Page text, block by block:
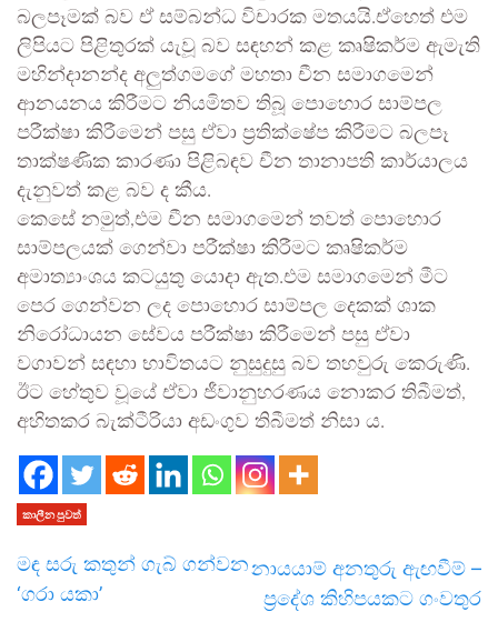
බලපෑමක් බව ඒ සම්බන්ධ විචාරක මතයයි.ඒහෙත් එම
ලිපියට පිළිතුරක් යැවූ බව සඳහන් කළ කෘෂිකර්ම ඇමැති
මහින්දානන්ද අලුත්ගමගේ මහතා චීන සමාගමෙන්
ආනයනය කිරීමට නියමිතව තිබූ පොහොර සාම්පල
පරීක්ෂා කිරීමෙන් පසු ඒවා ප්‍රතික්ෂේප කිරීමට බලපෑ
තාක්ෂණික කාරණා පිළිබඳව චීන තානාපති කාර්යාලය
දැනුවත් කළ බව ද කීය.
කෙසේ නමුත්,එම චීන සමාගමෙන් තවත් පොහොර
සාම්පලයක් ගෙන්වා පරීක්ෂා කිරීමට කෘෂිකර්ම
අමාත්‍යාංශය කටයුතු යොදා ඇත.එම සමාගමෙන් මීට
පෙර ගෙන්වන ලද පොහොර සාම්පල දෙකක් ශාක
නිරෝධායන සේවය පරීක්ෂා කිරීමෙන් පසු ඒවා
වගාවන් සඳහා භාවිතයට නුසුදුසු බව තහවුරු කෙරුණි.
ඊට හේතුව වූයේ ඒවා ජීවානුහරණය නොකර තිබීමත්,
අහිතකර බැක්ටීරියා අඩංගුව තිබීමත් නිසා ය.
කාලීන පුවත්
මඳ සරු කතුන් ගැබ් ගන්වන
‘ගරා යකා’
නායයාම් අනතුරු ඇඟවීම් –
ප්‍රදේශ කිහිපයකට ගංවතුර